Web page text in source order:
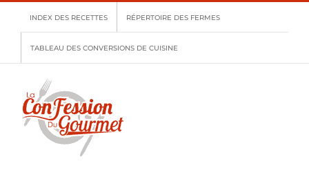
content
INDEX DES RECETTES RÉPERTOIRE DES FERMES
TABLEAU DES CONVERSIONS DE CUISINE